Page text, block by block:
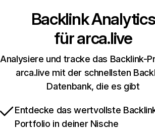
Backlink Analytics
fürarca.live
Analysiere und tracke das Backlink-
arca.live mit der schnellsten
Datenbank, die es gibt
Entdecke das wertvollste
Portfolio in deiner Nische